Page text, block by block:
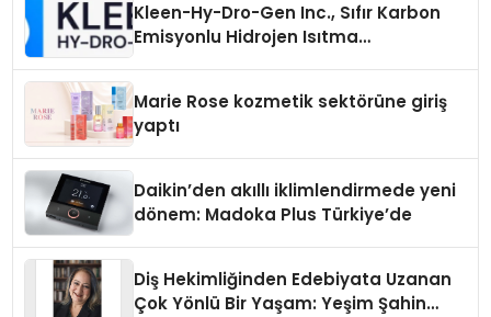
Kleen-Hy-Dro-Gen Inc., Sıfır Karbon
Emisyonlu Hidrojen Isıtma
Marie Rose kozmetik sektörüne giriş
yaptı
Daikin’den akıllı iklimlendirmede yeni
dönem: Madoka Plus Türkiye’de
Diş Hekimliğinden Edebiyata Uzanan
Çok Yönlü Bir Yaşam: Yeşim Şahin